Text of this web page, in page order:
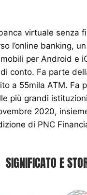
virtuale senza
l’online banking,
per Android e
conto. Fa parte
a 55mila ATM. Fa
più grandi
2020,
di PNC
SIGNIFICATO E